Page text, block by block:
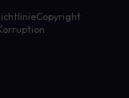
Copyright